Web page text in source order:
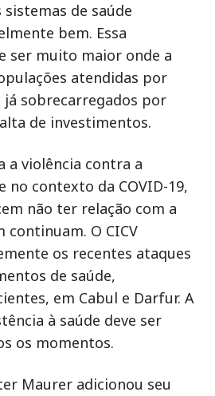
de saúde
bem. Essa
ser muito maior onde a
atendidas por
já sobrecarregados por
de investimentos.
a violência contra a
no contexto da COVID-19,
não ter relação com a
continuam. O CICV
os recentes ataques
de saúde,
em Cabul e Darfur. A
à saúde deve ser
os momentos.
Maurer adicionou seu